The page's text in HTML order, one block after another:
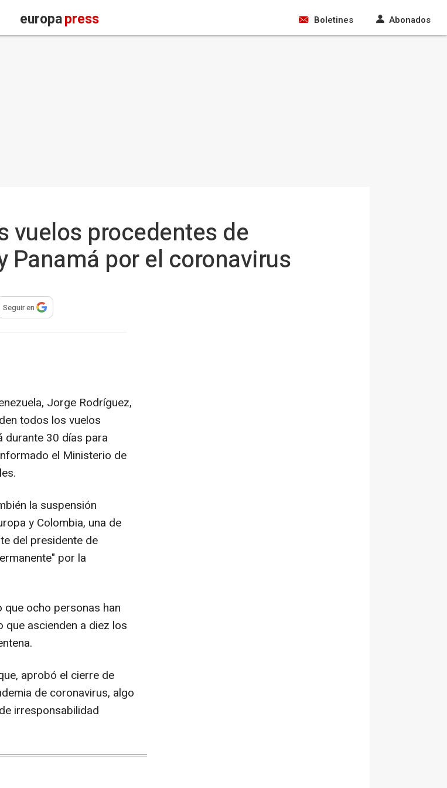
europapress Boletines Abonados
vuelos procedentes de
Panamá por el coronavirus
compartir
Seguir en
Jorge Rodríguez,
todos los vuelos
durante 30 días para
el Ministerio de
la suspensión
y Colombia, una de
del presidente de
por la
ocho personas han
ascienden a diez los
aprobó el cierre de
de coronavirus, algo
irresponsabilidad